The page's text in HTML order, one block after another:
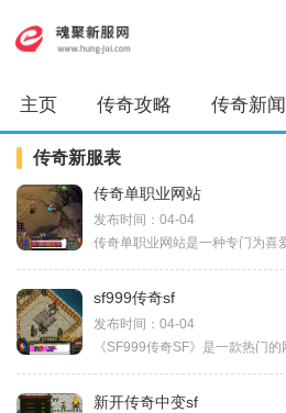
主页 传奇攻略 传奇新闻
传奇新服表
传奇单职业网站
发布时间：04-04
sf999传奇sf
发布时间：04-04
新开传奇中变sf